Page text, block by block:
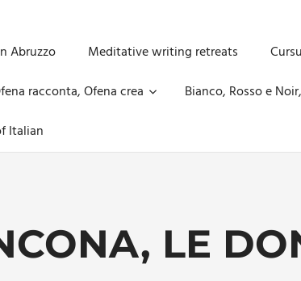
Abruzzo Meditative writing retreats
racconta, Ofena crea
Bianco, Rosso e
Italian
LE